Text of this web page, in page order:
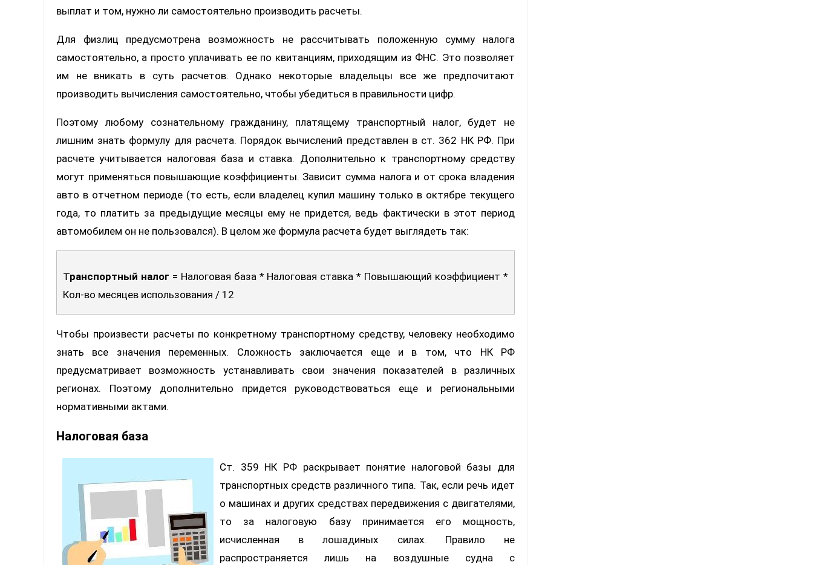
выплат и том, нужно ли самостоятельно производить расчеты.
Для физлиц предусмотрена возможность не рассчитывать положенную сумму налога
самостоятельно, а просто уплачивать ее по квитанциям, приходящим из ФНС. Это позволяет
им не вникать в суть расчетов. Однако некоторые владельцы все же предпочитают
производить вычисления самостоятельно, чтобы убедиться в правильности цифр.
Поэтому любому сознательному гражданину, платящему транспортный налог, будет не
лишним знать формулу для расчета. Порядок вычислений представлен в ст. 362 НК РФ. При
расчете учитывается налоговая база и ставка. Дополнительно к транспортному средству
могут применяться повышающие коэффициенты. Зависит сумма налога и от срока владения
авто в отчетном периоде (то есть, если владелец купил машину только в октябре текущего
года, то платить за предыдущие месяцы ему не придется, ведь фактически в этот период
автомобилем он не пользовался). В целом же формула расчета будет выглядеть так:
Транспортный налог = Налоговая база * Налоговая ставка * Повышающий коэффициент *
Кол-во месяцев использования / 12
Чтобы произвести расчеты по конкретному транспортному средству, человеку необходимо
знать все значения переменных. Сложность заключается еще и в том, что НК РФ
предусматривает возможность устанавливать свои значения показателей в различных
регионах. Поэтому дополнительно придется руководствоваться еще и региональными
нормативными актами.
Налоговая база
Ст. 359 НК РФ раскрывает понятие налоговой базы для
транспортных средств различного типа. Так, если речь идет
о машинах и других средствах передвижения с двигателями,
то за налоговую базу принимается его мощность,
исчисленная в лошадиных силах. Правило не
распространяется лишь на воздушные судна с